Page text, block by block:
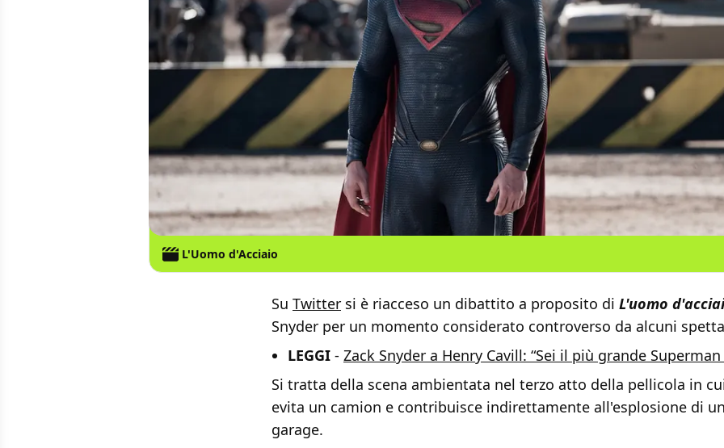
L'Uomo d'Acciaio
Su Twitter si è riacceso un dibattito a proposito di L'uomo
Snyder per un momento considerato controverso da alcuni
LEGGI - Zack Snyder a Henry Cavill: “Sei il più grande
Si tratta della scena ambientata nel terzo atto della pellicola in
evita un camion e contribuisce indirettamente all'esplosione di
garage.